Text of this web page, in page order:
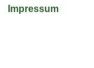
Impressum